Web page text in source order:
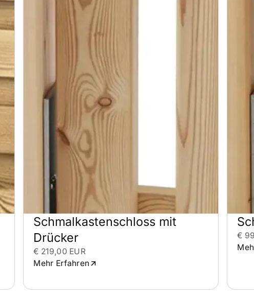
Schmalkastenschloss mit
Drücker
€ 219,00 EUR
Mehr Erfahren
€